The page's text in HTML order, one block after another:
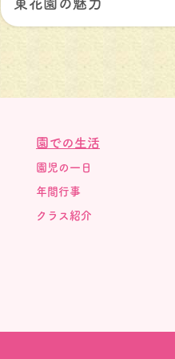
東花園の魅力
園での生活
園児の一日
年間行事
クラス紹介